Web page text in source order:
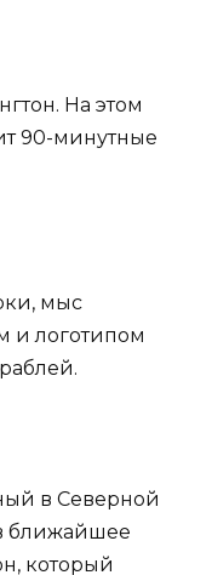
На этом
90-минутные
мыс
и логотипом
в Северной
ближайшее
который